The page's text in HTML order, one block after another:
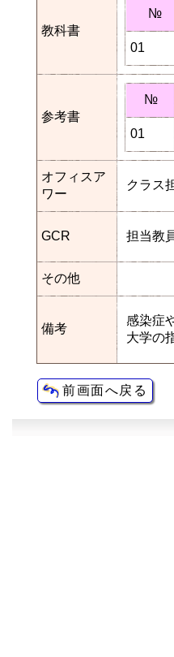
教科書
№
01
参考書
№
01
オフィスア
ワー
クラス
GCR 担当教
その他
備考
感染症
大学の